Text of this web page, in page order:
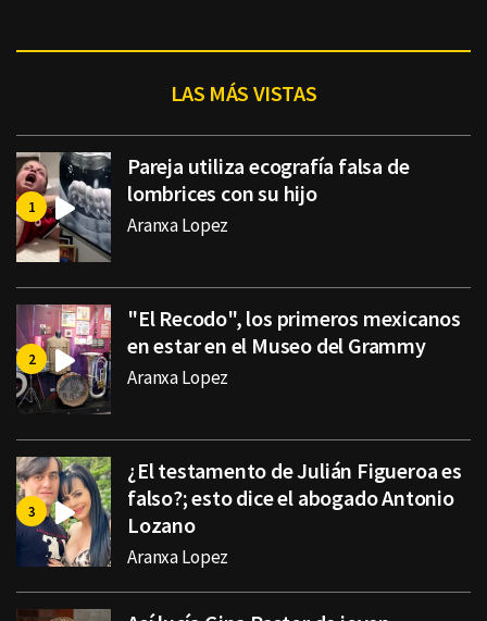
LAS MÁS VISTAS
Pareja utiliza ecografía falsa de
lombrices con su hijo
Aranxa Lopez
"El Recodo", los primeros mexicanos
en estar en el Museo del Grammy
Aranxa Lopez
¿El testamento de Julián Figueroa es
falso?; esto dice el abogado Antonio
Lozano
Aranxa Lopez